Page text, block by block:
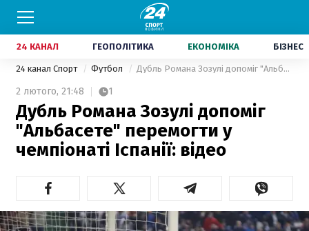
24 КАНАЛ ГЕОПОЛІТИКА ЕКОНОМІКА БІЗНЕС
24 канал Спорт Футбол Дубль Романа Зозулі допоміг "Альбасете" перемогти у чемпіонаті Іспанії: відео
2 лютого, 21:48 1
Дубль Романа Зозулі допоміг
"Альбасете" перемогти у
чемпіонаті Іспанії: відео